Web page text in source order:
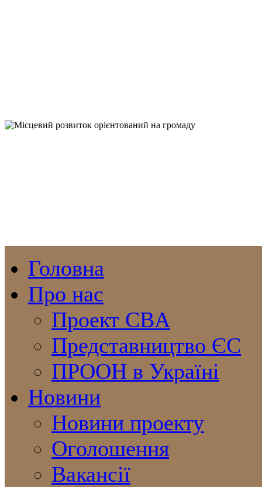
Головна
Про нас
Проект CBA
Представництво ЄС
ПРООН в Україні
Новини
Новини проекту
Оголошення
Вакансії